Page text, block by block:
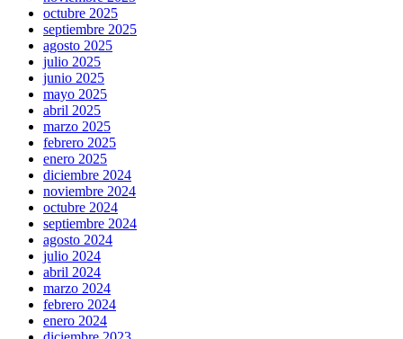
octubre 2025
septiembre 2025
agosto 2025
julio 2025
junio 2025
mayo 2025
abril 2025
marzo 2025
febrero 2025
enero 2025
diciembre 2024
noviembre 2024
octubre 2024
septiembre 2024
agosto 2024
julio 2024
abril 2024
marzo 2024
febrero 2024
enero 2024